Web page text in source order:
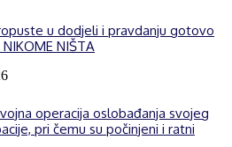
u dodjeli i pravdanju gotovo
NIŠTA
operacija oslobađanja svojeg
pri čemu su počinjeni i ratni